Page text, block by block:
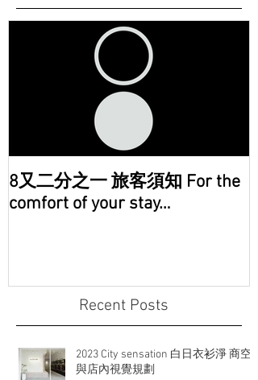
8又二分之一 旅客須知 For the
comfort of your stay…
Recent Posts
2023 City sensation 白日衣衫淨 商空
與店內視覺規劃